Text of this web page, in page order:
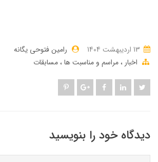
رامین فتوحی یگانه
اخبار مراسم و مناسبت ها مسابقات
دیدگاه خود را بنویسید